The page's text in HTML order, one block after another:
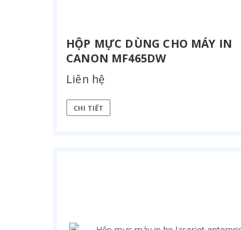
HỘP MỰC DÙNG CHO MÁY IN
CANON MF465DW
Liên hệ
CHI TIẾT